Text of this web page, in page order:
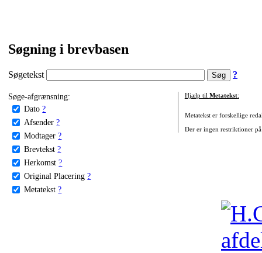
Søgning i brevbasen
Søgetekst ?
Søge-afgrænsning:
Dato ?
Afsender ?
Modtager ?
Brevtekst ?
Herkomst ?
Original Placering ?
Metatekst ?
Hjælp til Metatekst:
Metatekst er forskellige
Der er ingen restriktioner